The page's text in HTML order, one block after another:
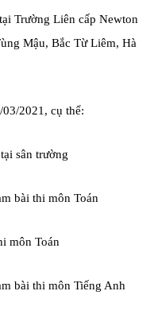
Trường Liên cấp Newton
Mậu, Bắc Từ Liêm, Hà
2021, cụ thể:
sân trường
bài thi môn Toán
môn Toán
bài thi môn Tiếng Anh